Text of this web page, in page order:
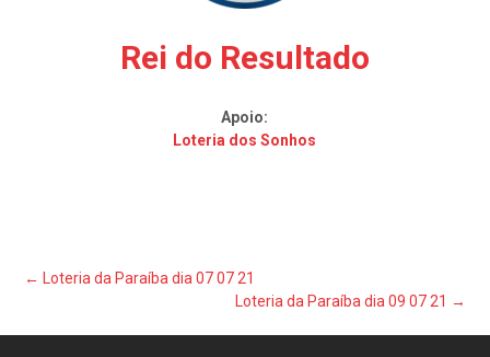
Rei do Resultado
Apoio:
Loteria dos Sonhos
Post
←
Loteria da Paraíba dia 07 07 21
Loteria da Paraíba dia 09 07 21 →